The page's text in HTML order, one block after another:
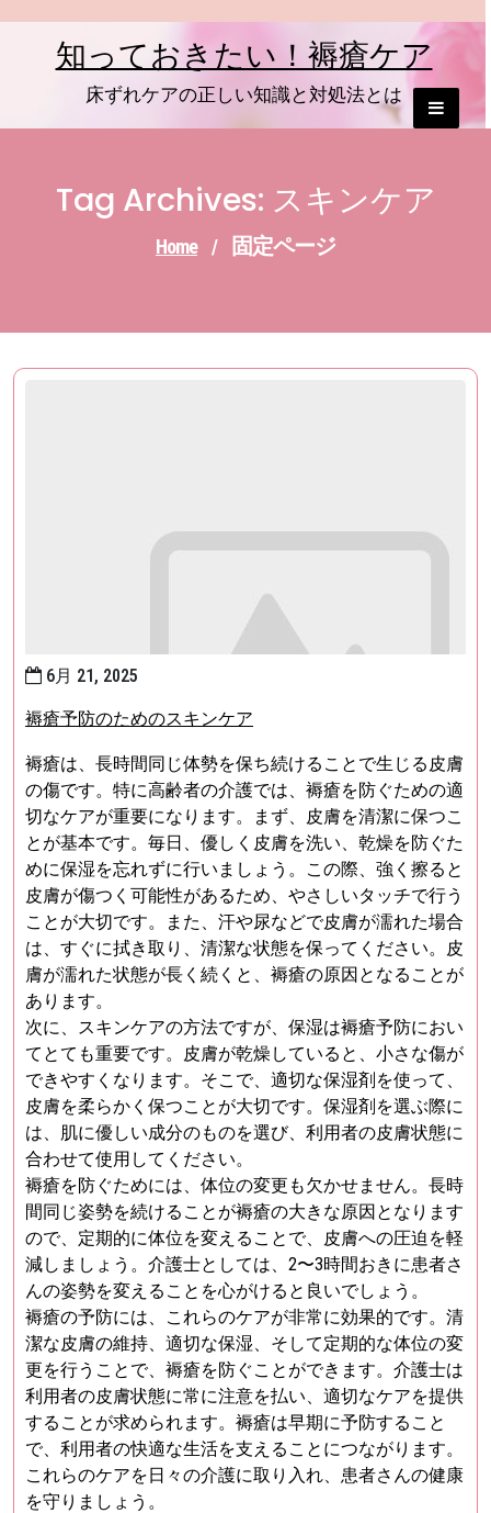
知っておきたい！褥瘡ケア
床ずれケアの正しい知識と対処法とは
Tag Archives: スキンケア
Home / 固定ページ
6月 21, 2025
褥瘡予防のためのスキンケア
褥瘡は、長時間同じ体勢を保ち続けることで生じる皮膚
の傷です。特に高齢者の介護では、褥瘡を防ぐための適
切なケアが重要になります。まず、皮膚を清潔に保つこ
とが基本です。毎日、優しく皮膚を洗い、乾燥を防ぐた
めに保湿を忘れずに行いましょう。この際、強く擦ると
皮膚が傷つく可能性があるため、やさしいタッチで行う
ことが大切です。また、汗や尿などで皮膚が濡れた場合
は、すぐに拭き取り、清潔な状態を保ってください。皮
膚が濡れた状態が長く続くと、褥瘡の原因となることが
あります。
次に、スキンケアの方法ですが、保湿は褥瘡予防におい
てとても重要です。皮膚が乾燥していると、小さな傷が
できやすくなります。そこで、適切な保湿剤を使って、
皮膚を柔らかく保つことが大切です。保湿剤を選ぶ際に
は、肌に優しい成分のものを選び、利用者の皮膚状態に
合わせて使用してください。
褥瘡を防ぐためには、体位の変更も欠かせません。長時
間同じ姿勢を続けることが褥瘡の大きな原因となります
ので、定期的に体位を変えることで、皮膚への圧迫を軽
減しましょう。介護士としては、2〜3時間おきに患者さ
んの姿勢を変えることを心がけると良いでしょう。
褥瘡の予防には、これらのケアが非常に効果的です。清
潔な皮膚の維持、適切な保湿、そして定期的な体位の変
更を行うことで、褥瘡を防ぐことができます。介護士は
利用者の皮膚状態に常に注意を払い、適切なケアを提供
することが求められます。褥瘡は早期に予防すること
で、利用者の快適な生活を支えることにつながります。
これらのケアを日々の介護に取り入れ、患者さんの健康
を守りましょう。